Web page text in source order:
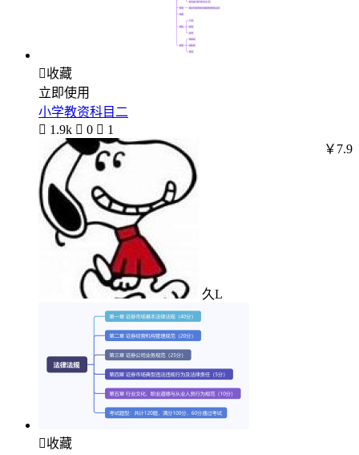
收藏
立即使用
小学教资科目二
 1.9k  0  1
久L
￥7.9
收藏